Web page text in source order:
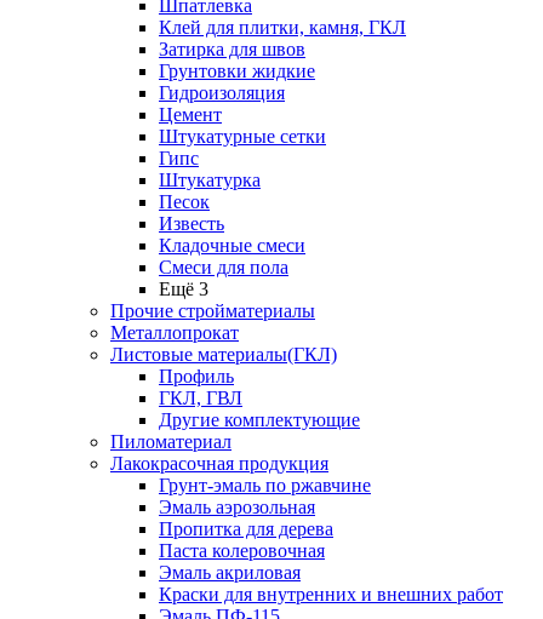
Шпатлевка
Клей для плитки, камня, ГКЛ
Затирка для швов
Грунтовки жидкие
Гидроизоляция
Цемент
Штукатурные сетки
Гипс
Штукатурка
Песок
Известь
Кладочные смеси
Смеси для пола
Ещё 3
Прочие стройматериалы
Металлопрокат
Листовые материалы(ГКЛ)
Профиль
ГКЛ, ГВЛ
Другие комплектующие
Пиломатериал
Лакокрасочная продукция
Грунт-эмаль по ржавчине
Эмаль аэрозольная
Пропитка для дерева
Паста колеровочная
Эмаль акриловая
Краски для внутренних и внешних работ